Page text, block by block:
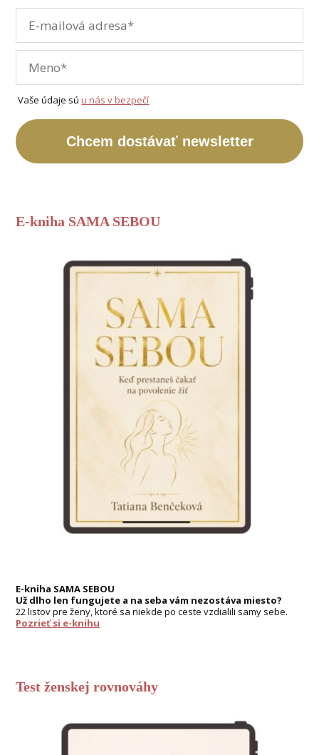
Vaše údaje súu nás v bezpečí
Chcem dostávať newsletter
E-kniha SAMA SEBOU
E-kniha SAMA SEBOU
Už dlho len fungujete a na seba vám nezostáva miesto?
22 listov pre ženy, ktoré sa niekde po ceste vzdialili samy sebe.
Pozrieť si e-knihu
Test ženskej rovnováhy